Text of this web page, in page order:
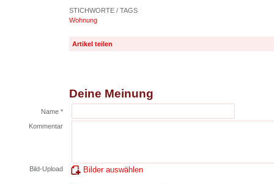
STICHWORTE / TAGS
Wohnung
Artikel teilen
Deine Meinung
Name *
Kommentar
Bild-Upload Bilder auswählen